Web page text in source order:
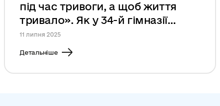
під час тривоги, а щоб життя
тривало». Як у 34-й гімназії
Чернігова облаштували укриття
11 липня 2025
Детальніше